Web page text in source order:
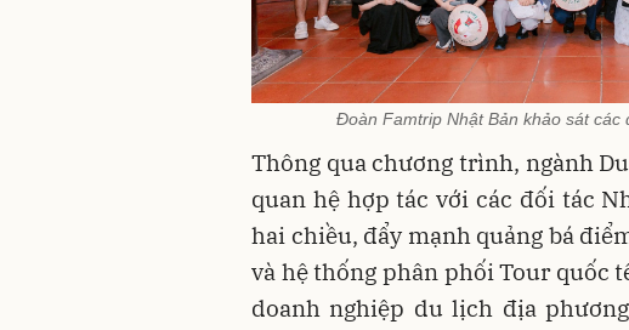
Đoàn Famtrip Nhật Bản khảo sát các
Thông qua chương trình, ngành
quan hệ hợp tác với các đối tác
hai chiều, đẩy mạnh quảng bá
và hệ thống phân phối Tour quốc
doanh nghiệp du lịch địa